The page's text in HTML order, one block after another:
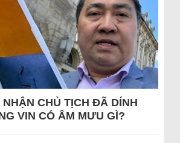
CHỦ TỊCH ĐÃ DÍNH
VIN CÓ ÂM MƯU GÌ?